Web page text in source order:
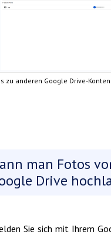
zu anderen Google Drive-
man Fotos
Drive
Sie sich mit Ihrem